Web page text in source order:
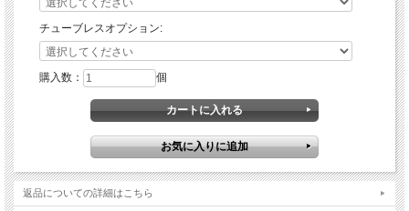
シルバー、レッド、ブラック、ブルー、オレンジ、ゴールド、グリーン
※シルバーは追加料金なし、他カラーは+4,400円
※シルバーニップルはジンクコートスチール製、他カラーはアルミ製
チューブレス加工：
なし、あり
※チューブレスオプションは+13,200円
※ホイール組み立て時に施工するため、後付けは出来ません。
※チューブレス施工に時間が掛かるため納期が約1週間伸びます。
ハーンホイールはオランダにて誕生しました。45年間、特にモトクロス用ホイール
を製造・販売しております。
/45年の間、世界のトップライダーと共に技術を培いながら、モトクロス用ホイー
ルの分野では最高の品質のコンプリートホイールセットを世に送り出しています。
チューブレスオプション:
購入数： 個
返品についての詳細はこちら